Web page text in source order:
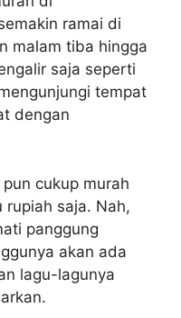
ramai di
malam tiba hingga
saja seperti
tempat
dengan
cukup murah
rupiah saja. Nah,
panggung
akan ada
lagu-lagunya